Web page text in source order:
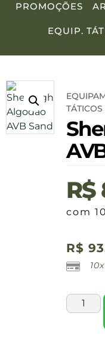
PROMOÇÕES
EQUIP.
R$
com
R$